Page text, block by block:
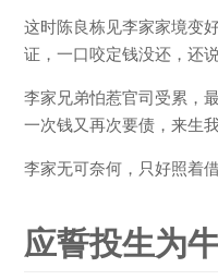
这时陈良栋见李家家境变
证，一口咬定钱没还，还
李家兄弟怕惹官司受累，
一次钱又再次要债，来生
李家无可奈何，只好照着
应誓投生为